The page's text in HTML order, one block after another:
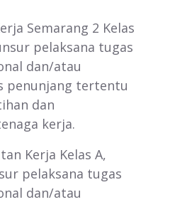
Semarang 2 Kelas
pelaksana tugas
dan/atau
penunjang tertentu
dan
kerja.
Kerja Kelas A,
pelaksana tugas
dan/atau